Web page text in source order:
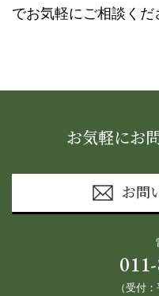
でお気軽にご相談くだ
お気軽にお
お問
（受付